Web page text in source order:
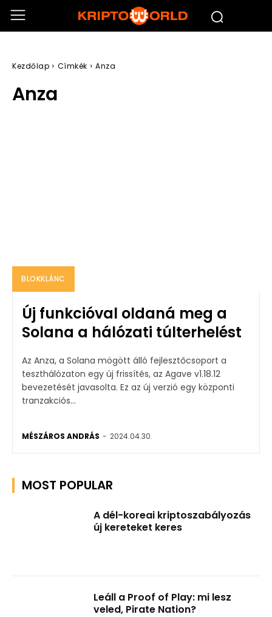
Kezdőlap Címkék Anza
Anza
BLOKKLÁNC
Új funkcióval oldaná meg a
Solana a hálózati túlterhelést
Az Anza, a Solana mögött álló fejlesztőcsoport a
teszthálózaton egy új frissítés, az Agave v1.18.12
bevezetését javasolta. Ez az új verzió egy központi
tranzakciós...
MÉSZÁROS ANDRÁS - 2024.04.30.
MOST POPULAR
A dél-koreai kriptoszabályozás
új kereteket keres
Leáll a Proof of Play: mi lesz
veled, Pirate Nation?